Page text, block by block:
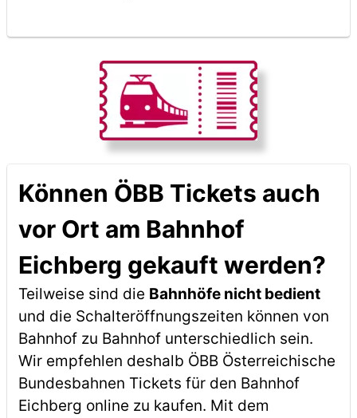
Können ÖBB Tickets auch
vor Ort am Bahnhof
Eichberg gekauft werden?
Teilweise sind die Bahnhöfe nicht bedient
und die Schalteröffnungszeiten können von
Bahnhof zu Bahnhof unterschiedlich sein.
Wir empfehlen deshalb ÖBB Österreichische
Bundesbahnen Tickets für den Bahnhof
Eichberg online zu kaufen. Mit dem